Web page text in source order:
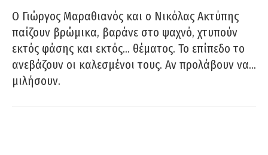
Ο Γιώργος Μαραθιανός και ο Νικόλας Ακτύπης
παίζουν βρώμικα, βαράνε στο ψαχνό, χτυπούν
εκτός φάσης και εκτός… θέματος. Το επίπεδο το
ανεβάζουν οι καλεσμένοι τους. Αν προλάβουν να…
μιλήσουν.